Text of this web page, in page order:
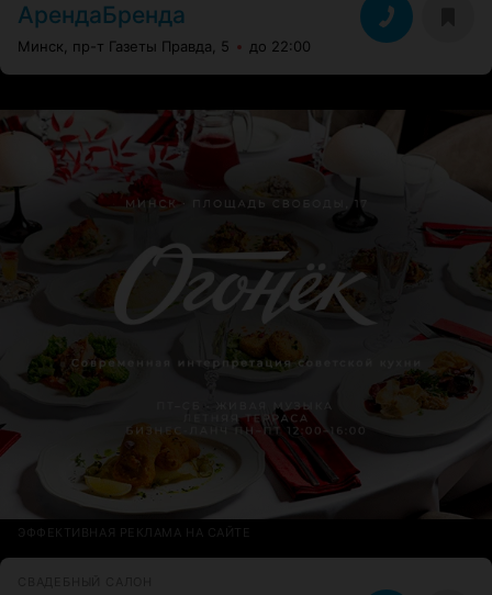
АрендаБренда
Минск, пр-т Газеты Правда, 5 до 22:00
ЭФФЕКТИВНАЯ РЕКЛАМА НА САЙТЕ